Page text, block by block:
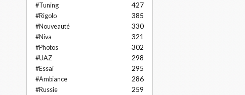
#Tuning 427
#Rigolo 385
#Nouveauté 330
#Niva 321
#Photos 302
#UAZ 298
#Essai 295
#Ambiance 286
#Russie 259